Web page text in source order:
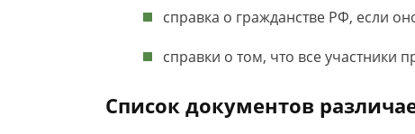
справка о гражданстве РФ, если
справки о том, что все участники
Список документов